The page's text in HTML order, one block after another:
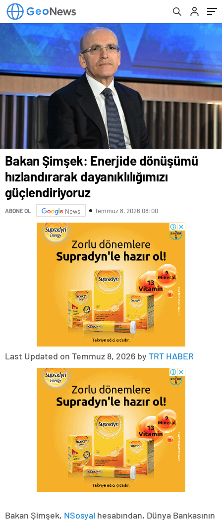
güçlendiriyoruz
Bakan Şimşek: Enerjide dönüşümü
hızlandırarak dayanıklılığımızı
güçlendiriyoruz
ABONE OL News Temmuz 8, 2026 08:00
Last Updated on Temmuz 8, 2026 by TRT HABER
Bakan Şimşek, NSosyal hesabından, Dünya Bankasının